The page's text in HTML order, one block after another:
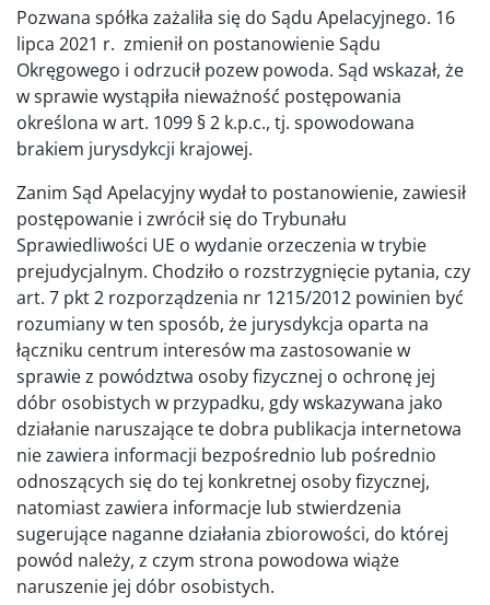
Pozwana spółka zażaliła się do Sądu Apelacyjnego. 16
lipca 2021 r. zmienił on postanowienie Sądu
Okręgowego i odrzucił pozew powoda. Sąd wskazał, że
w sprawie wystąpiła nieważność postępowania
określona w art. 1099 § 2 k.p.c., tj. spowodowana
brakiem jurysdykcji krajowej.
Zanim Sąd Apelacyjny wydał to postanowienie, zawiesił
postępowanie i zwrócił się do Trybunału
Sprawiedliwości UE o wydanie orzeczenia w trybie
prejudycjalnym. Chodziło o rozstrzygnięcie pytania, czy
art. 7 pkt 2 rozporządzenia nr 1215/2012 powinien być
rozumiany w ten sposób, że jurysdykcja oparta na
łączniku centrum interesów ma zastosowanie w
sprawie z powództwa osoby fizycznej o ochronę jej
dóbr osobistych w przypadku, gdy wskazywana jako
działanie naruszające te dobra publikacja internetowa
nie zawiera informacji bezpośrednio lub pośrednio
odnoszących się do tej konkretnej osoby fizycznej,
natomiast zawiera informacje lub stwierdzenia
sugerujące naganne działania zbiorowości, do której
powód należy, z czym strona powodowa wiąże
naruszenie jej dóbr osobistych.